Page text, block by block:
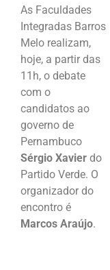
As Faculdades
Integradas Barros
Melo realizam,
hoje, a partir das
11h, o debate
com o
candidatos ao
governo de
Pernambuco
Sérgio Xavier do
Partido Verde. O
organizador do
encontro é
Marcos Araújo.